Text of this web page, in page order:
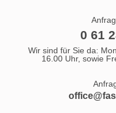
0 61
Wir sind für Sie da:
16.00 Uhr, sowie